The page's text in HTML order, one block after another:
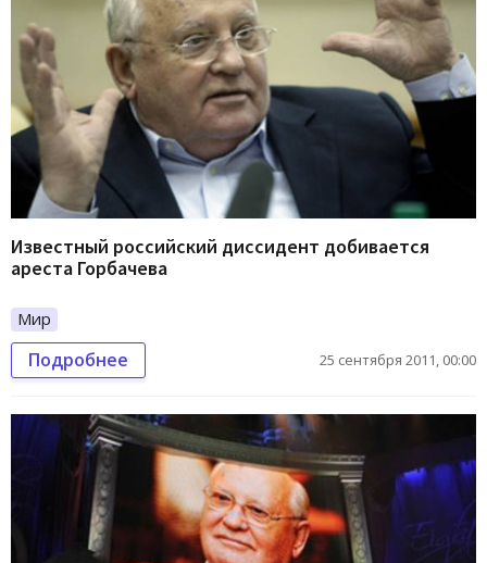
Известный российский диссидент добивается
ареста Горбачева
Мир
Подробнее 25 сентября 2011, 00:00